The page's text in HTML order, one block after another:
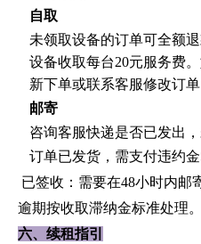
自取
未领取设备的订单可全额
设备收取每台20元服务费
新下单或联系客服修改订单
邮寄
咨询客服快递是否已发出
订单已发货，需支付违约金
已签收：需要在48小时内邮
逾期按收取滞纳金标准处理。
六、续租指引